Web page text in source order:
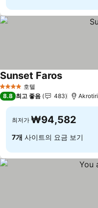
4 성급 호텔
Sunset Faros
8.8 최고 좋음 483 Akrotiri
최저가 ₩94,582
7개 사이트의 요금 보기